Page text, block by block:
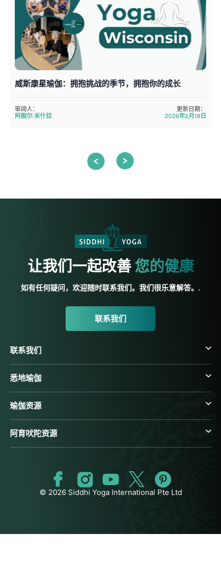
威斯康星瑜伽：拥抱挑战的季节，拥抱你的成长
审阅人：
阿图尔·米什拉
更新日期：
2026年2月18日
让我们一起改善 您的健康
如有任何疑问，欢迎随时联系我们。我们很乐意解答。.
联系我们
联系我们
悉地瑜伽
瑜伽资源
阿育吠陀资源
© 2026 Siddhi Yoga International Pte Ltd